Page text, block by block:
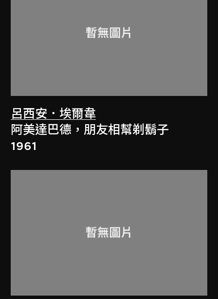
呂西安．埃爾韋
阿美達巴德，朋友相幫剃鬍子
1961